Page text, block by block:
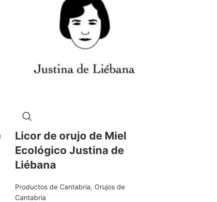
Licor de orujo de Miel
Ecológico Justina de
Liébana
Productos de Cantabria, Orujos de
Cantabria